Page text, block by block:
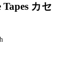
Tapes カセ